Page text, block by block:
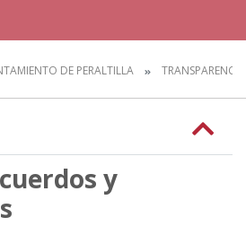
DE PERALTILLA TRANSPARENCIA
y